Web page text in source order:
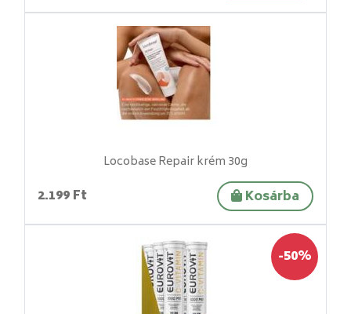
Locobase Repair krém 30g
2.199 Ft Kosárba
-50%